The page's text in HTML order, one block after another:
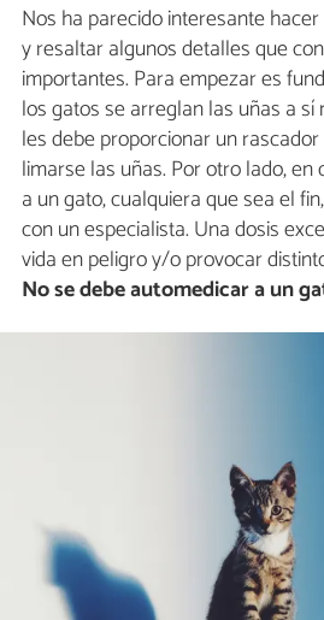
Nos ha parecido interesante
y resaltar algunos detalles que
importantes. Para empezar es
los gatos se arreglan las uñas a
les debe proporcionar un
limarse las uñas. Por otro lado,
a un gato, cualquiera que sea el
con un especialista. Una dosis
vida en peligro y/o provocar
No se debe automedicar a un